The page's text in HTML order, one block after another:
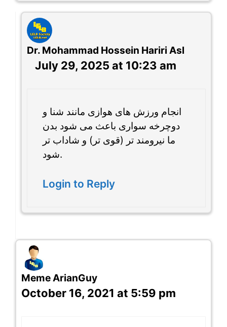
Dr. Mohammad Hossein Hariri Asl
July 29, 2025 at 10:23 am
انجام ورزش های هوازی مانند شنا و
دوچرخه سواری باعث می شود بدن
ما نیرومند تر (قوی تر) و شاداب تر
شود.
Login to Reply
Meme ArianGuy
October 16, 2021 at 5:59 pm